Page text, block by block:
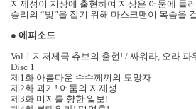
지제성이 지상에 출현하여 지상은 어둠에 둘
승리의 “빛”을 잡기 위해 마스크맨이 목숨을
● 에피소드
Vol.1 지저제국 츄브의 출현! / 싸워라, 오라 파
Disc 1
제1화 아름다운 수수께끼의 도망자
제2화 괴기! 어둠의 지제성
제3화 미지를 향한 일보!